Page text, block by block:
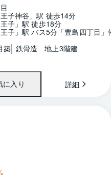
子神谷」駅 徒歩14分
子」駅 徒歩18分
子」駅 バス5分「豊島四丁目」
築 鉄骨造　地上3階建
に入り 詳細
1 / 0 間取り